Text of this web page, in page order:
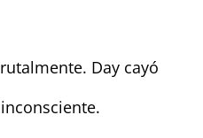
Day cayó